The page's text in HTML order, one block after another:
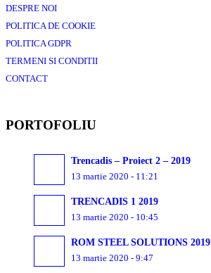
DESPRE NOI
POLITICA DE COOKIE
POLITICA GDPR
TERMENI SI CONDITII
CONTACT
PORTOFOLIU
Trencadis – Proiect 2 – 2019
13 martie 2020 - 11:21
TRENCADIS 1 2019
13 martie 2020 - 10:45
ROM STEEL SOLUTIONS 2019
13 martie 2020 - 9:47